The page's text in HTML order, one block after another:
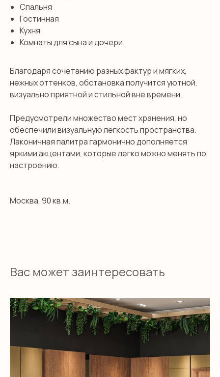
Спальня
Гостинная
Кухня
Комнаты для сына и дочери
Благодаря сочетанию разных фактур и мягких,
нежных оттенков, обстановка получится уютной,
визуально приятной и стильной вне времени.
Предусмотрели множество мест хранения, но
обеспечили визуальную легкость пространства.
Лаконичная палитра гармонично дополняется
яркими акцентами, которые легко можно менять по
настроению.
Москва, 90 кв.м.
Вас может заинтересовать